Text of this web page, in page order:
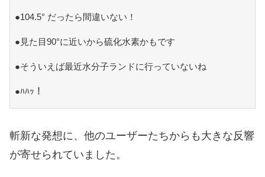
●104.5° だったら間違いない！
●見た目90°に近いから硫化水素かもです
●そういえば最近水分子ランドに行っていないね
●ﾊﾊｯ！
斬新な発想に、他のユーザーたちからも大きな反響
が寄せられていました。